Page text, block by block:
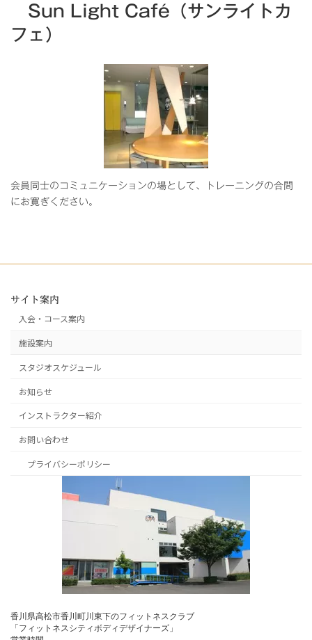
Sun Light Café（サンライトカ
フェ）
会員同士のコミュニケーションの場として、トレーニングの合間
にお寛ぎください。
サイト案内
入会・コース案内
施設案内
スタジオスケジュール
お知らせ
インストラクター紹介
お問い合わせ
プライバシーポリシー
香川県高松市香川町川東下のフィットネスクラブ
「フィットネスシティボディデザイナーズ」